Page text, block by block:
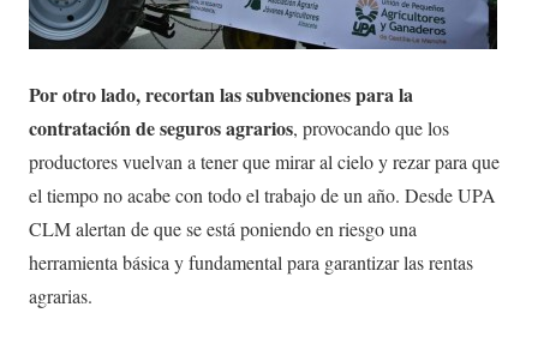
Por otro lado, recortan las subvenciones para la
contratación de seguros agrarios, provocando que los
productores vuelvan a tener que mirar al cielo y rezar para que
el tiempo no acabe con todo el trabajo de un año. Desde UPA
CLM alertan de que se está poniendo en riesgo una
herramienta básica y fundamental para garantizar las rentas
agrarias.